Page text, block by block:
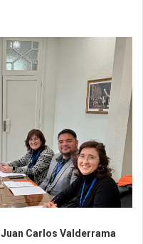
Juan Carlos Valderrama